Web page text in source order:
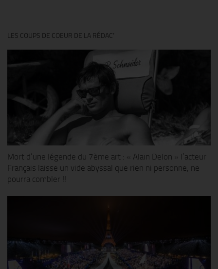
LES COUPS DE COEUR DE LA RÉDAC’
Mort d’une légende du 7ème art : « Alain Delon » l’acteur
Français laisse un vide abyssal que rien ni personne, ne
pourra combler !!